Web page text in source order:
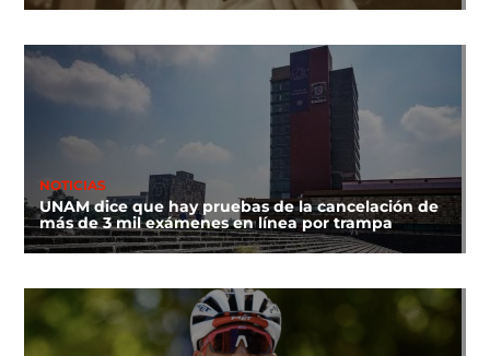
NOTICIAS
UNAM dice que hay pruebas de la cancelación de
más de 3 mil exámenes en línea por trampa